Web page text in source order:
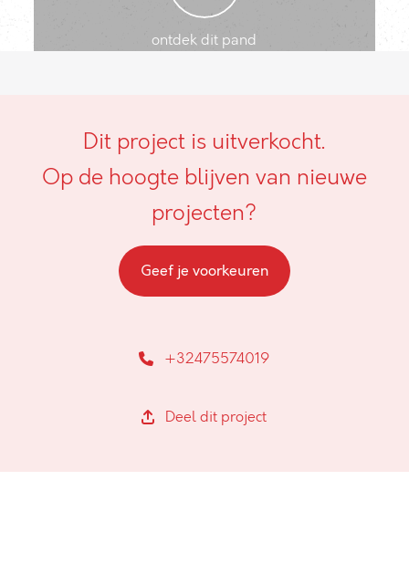
ontdek dit pand
Dit project is uitverkocht.
Op de hoogte blijven van nieuwe
projecten?
Geef je voorkeuren
+32475574019
Deel dit project